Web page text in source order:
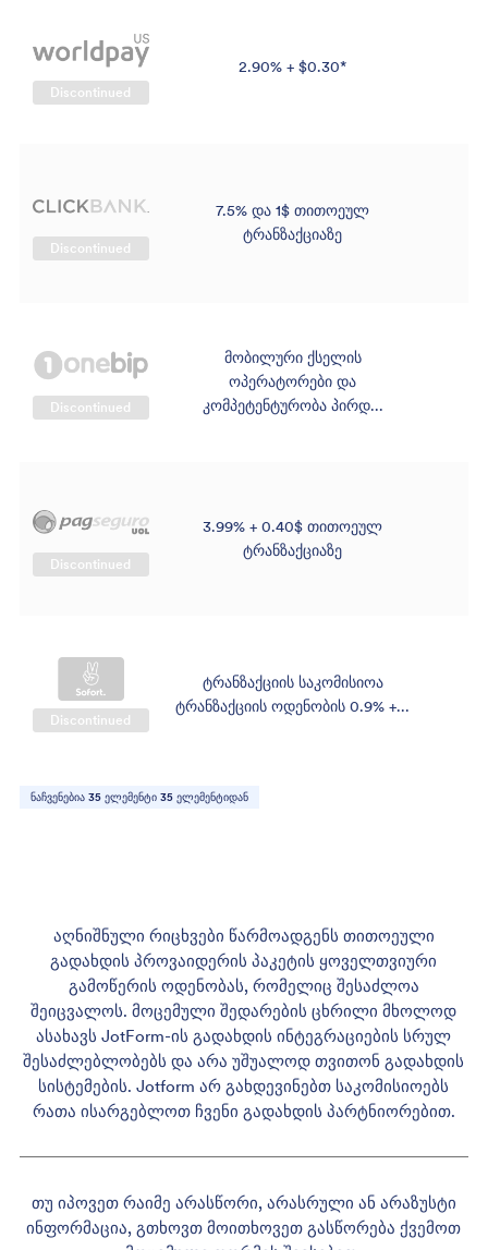
Discontinued
2.90% + $0.30*
Discontinued
7.5% და 1$ თითოეულ
ტრანზაქციაზე
Discontinued
მობილური ქსელის
ოპერატორები და
კომპეტენტურობა პირდ...
Discontinued
3.99% + 0.40$ თითოეულ
ტრანზაქციაზე
Discontinued
ტრანზაქციის საკომისიოა
ტრანზაქციის ოდენობის 0.9% +...
ნაჩვენებია 35ელემენტი 35ელემენტიდან
აღნიშნული რიცხვები წარმოადგენს თითოეული
გადახდის პროვაიდერის პაკეტის ყოველთვიური
გამოწერის ოდენობას, რომელიც შესაძლოა
შეიცვალოს. მოცემული შედარების ცხრილი მხოლოდ
ასახავს JotForm-ის გადახდის ინტეგრაციების სრულ
შესაძლებლობებს და არა უშუალოდ თვითონ გადახდის
სისტემების. Jotform არ გახდევინებთ საკომისიოებს
რათა ისარგებლოთ ჩვენი გადახდის პარტნიორებით.
თუ იპოვეთ რაიმე არასწორი, არასრული ან არაზუსტი
ინფორმაცია, გთხოვთ მოითხოვეთ გასწორება ქვემოთ